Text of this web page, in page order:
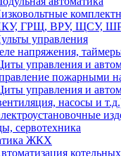
ГРЩ, ВРУ, ЩСУ,
управления
напряжения,
управления и
пожарными
управления и
насосы и
сервотехника
ЖКХ
котельных